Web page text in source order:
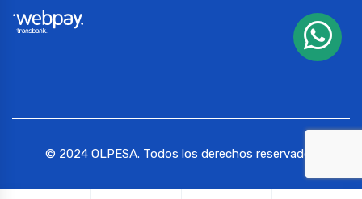
© 2024 OLPESA. Todos los derechos reservados